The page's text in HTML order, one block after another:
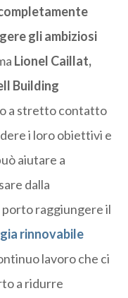
gli ambiziosi
Lionel Caillat,
Building
a stretto contatto
i loro obiettivi e
aiutare a
dalla
porto raggiungere il
rinnovabile
lavoro che ci
a ridurre